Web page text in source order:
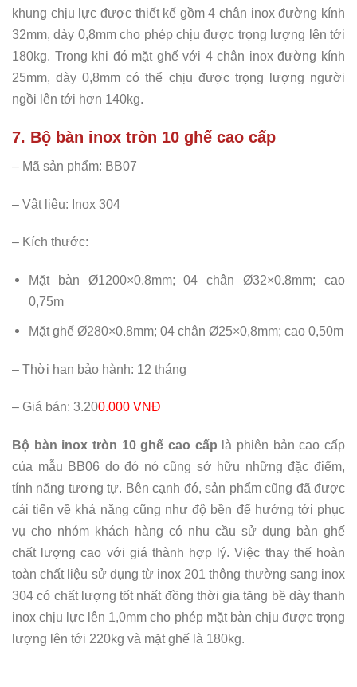
khung chịu lực được thiết kế gồm 4 chân inox đường kính
32mm, dày 0,8mm cho phép chịu được trọng lượng lên tới
180kg. Trong khi đó mặt ghế với 4 chân inox đường kính
25mm, dày 0,8mm có thể chịu được trọng lượng người
ngồi lên tới hơn 140kg.
7. Bộ bàn inox tròn 10 ghế cao cấp
– Mã sản phẩm: BB07
– Vật liệu: Inox 304
– Kích thước:
Mặt bàn Ø1200×0.8mm; 04 chân Ø32×0.8mm; cao
0,75m
Mặt ghế Ø280×0.8mm; 04 chân Ø25×0,8mm; cao 0,50m
– Thời hạn bảo hành: 12 tháng
– Giá bán: 3.200.000 VNĐ
Bộ bàn inox tròn 10 ghế cao cấp là phiên bản cao cấp
của mẫu BB06 do đó nó cũng sở hữu những đặc điểm,
tính năng tương tự. Bên cạnh đó, sản phẩm cũng đã được
cải tiến về khả năng cũng như độ bền để hướng tới phục
vụ cho nhóm khách hàng có nhu cầu sử dụng bàn ghế
chất lượng cao với giá thành hợp lý. Việc thay thế hoàn
toàn chất liệu sử dụng từ inox 201 thông thường sang inox
304 có chất lượng tốt nhất đồng thời gia tăng bề dày thanh
inox chịu lực lên 1,0mm cho phép mặt bàn chịu được trọng
lượng lên tới 220kg và mặt ghế là 180kg.